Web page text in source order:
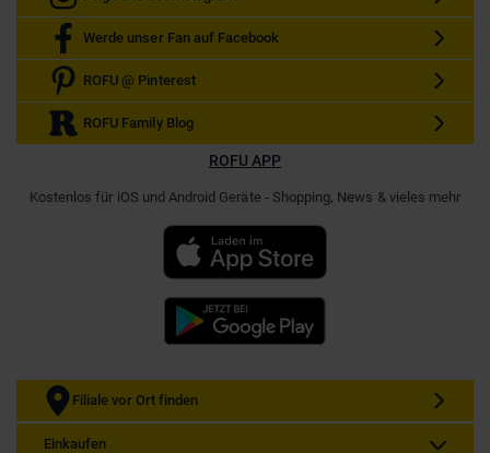
Werde unser Fan auf Facebook
ROFU @ Pinterest
ROFU Family Blog
ROFU APP
Kostenlos für iOS und Android Geräte - Shopping, News & vieles mehr
Filiale vor Ort finden
Einkaufen